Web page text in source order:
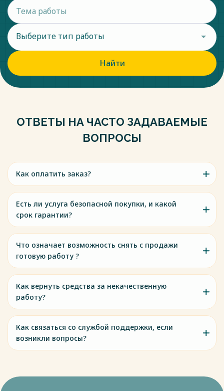
Выберите тип работы
Найти
ОТВЕТЫ НА ЧАСТО ЗАДАВАЕМЫЕ
ВОПРОСЫ
Как оплатить заказ?
Есть ли услуга безопасной покупки, и какой
срок гарантии?
Что означает возможность снять с продажи
готовую работу ?
Как вернуть средства за некачественную
работу?
Как связаться со службой поддержки, если
возникли вопросы?